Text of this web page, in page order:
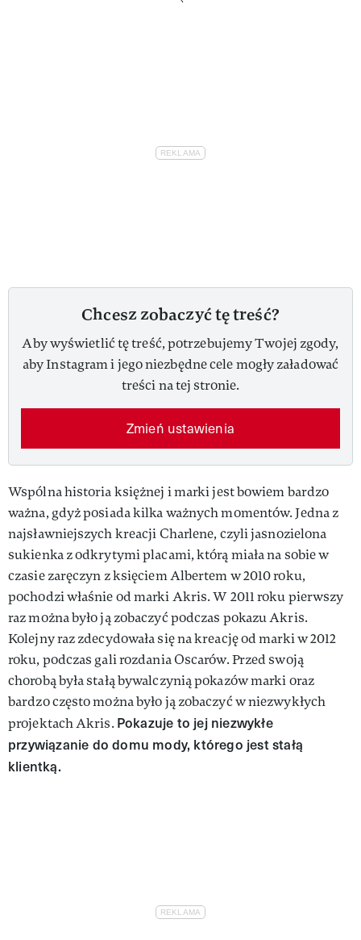
Chcesz zobaczyć tę treść?
Aby wyświetlić tę treść, potrzebujemy Twojej zgody,
aby Instagram i jego niezbędne cele mogły załadować
treści na tej stronie.
Zmień ustawienia
Wspólna historia księżnej i marki jest bowiem bardzo
ważna, gdyż posiada kilka ważnych momentów. Jedna z
najsławniejszych kreacji Charlene, czyli jasnozielona
sukienka z odkrytymi placami, którą miała na sobie w
czasie zaręczyn z księciem Albertem w 2010 roku,
pochodzi właśnie od marki Akris. W 2011 roku pierwszy
raz można było ją zobaczyć podczas pokazu Akris.
Kolejny raz zdecydowała się na kreację od marki w 2012
roku, podczas gali rozdania Oscarów. Przed swoją
chorobą była stałą bywalczynią pokazów marki oraz
bardzo często można było ją zobaczyć w niezwykłych
projektach Akris. Pokazuje to jej niezwykłe
przywiązanie do domu mody, którego jest stałą
klientką.